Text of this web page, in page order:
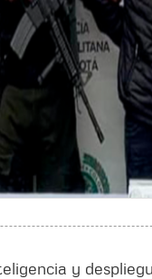
y